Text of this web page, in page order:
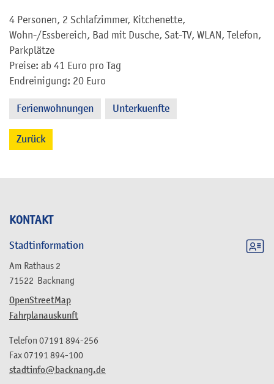
KONTAKT
Stadtinformation
Am Rathaus 2
71522 Backnang
OpenStreetMap
Fahrplanauskunft
stadtinfo@backnang.de
Telefon 07191 894-256
Fax07191 894-100
4 Personen, 2 Schlafzimmer, Kitchenette,
Wohn-/Essbereich, Bad mit Dusche, Sat-TV, WLAN, Telefon,
Parkplätze
Preise: ab 41 Euro pro Tag
Endreinigung: 20 Euro
Ferienwohnungen Unterkuenfte
Zurück